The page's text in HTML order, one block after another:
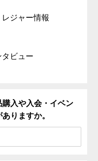
ジャー情報
ビュー
購入や入会・イベン
りますか。